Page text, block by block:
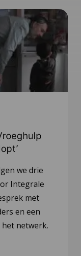
we drie
Integrale
met
en een
netwerk.